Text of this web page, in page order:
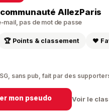
AllezParis
mail, pas de mot de passe
🏆 Points & classement ❤️
sans pub, fait par des
mon pseudo Voir le